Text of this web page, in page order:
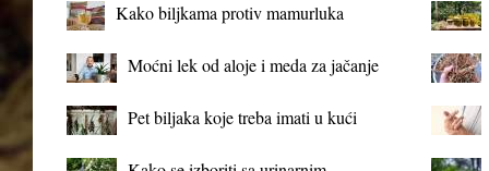
Kako biljkama protiv mamurluka
Moćni lek od aloje i meda za jačanje
Pet biljaka koje treba imati u kući